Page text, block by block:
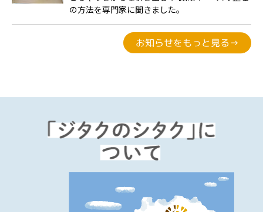
の方法を専門家に聞きました。
お知らせをもっと見る→